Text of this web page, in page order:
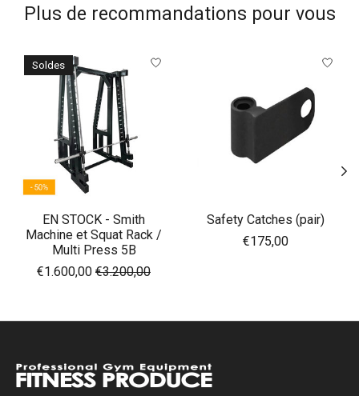
Plus de recommandations pour vous
Articles du carrousel de produits
Soldes
EN STOCK - Smith
Machine et Squat Rack /
Multi Press 5B
€1.600,00 €3.200,00
Safety Catches (pair)
€175,00